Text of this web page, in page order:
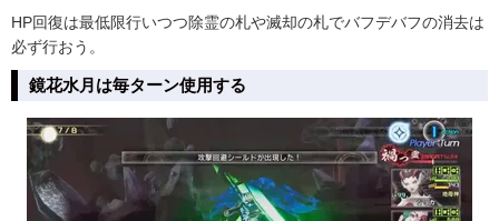
HP回復は最低限行いつつ除霊の札や滅却の札でバフデバフの消去は
必ず行おう。
鏡花水月は毎ターン使用する